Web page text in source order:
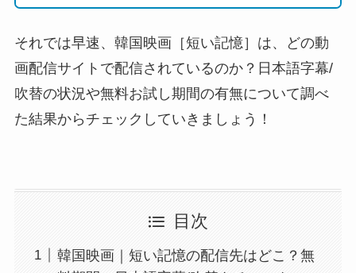
それでは早速、韓国映画［短い記憶］は、どの動
画配信サイトで配信されているのか？日本語字幕/
吹替の状況や無料お試し期間の有無について調べ
た結果からチェックしていきましょう！
目次
韓国映画｜短い記憶の配信先はどこ？無